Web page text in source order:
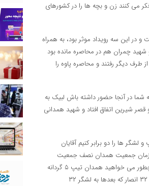
می کنند زن و بچه ها را در کشورهای
در این سه رویداد موثر بود، به همراه
شهید چمران هم در محاصره مانده بود
نیز از طرف دیگر رفتند و محاصره پاوه را
شما در آنجا حضور داشته باش لبیک به
شیرین اتفاق افتاد و شهید همدانی
ها را دو برابر کنیم آقایان
زمان جمعیت همدان نصف جمعیت
کنونی بود و مشاوران و معاونان من می گفتند جمعیت همدان خیلی کم است چطور می خواهید همدان تیپ ۵ گردانه
تشکیل دهد، گفتم من در چهره اینان توانمندی را می بینم و به این صورت تیپ ۳۲ انصار که بعدها به لشگر ۳۲